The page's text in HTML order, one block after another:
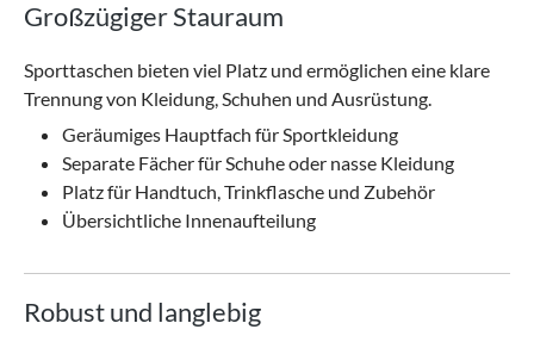
Großzügiger Stauraum
Sporttaschen bieten viel Platz und ermöglichen eine klare
Trennung von Kleidung, Schuhen und Ausrüstung.
Geräumiges Hauptfach für Sportkleidung
Separate Fächer für Schuhe oder nasse Kleidung
Platz für Handtuch, Trinkflasche und Zubehör
Übersichtliche Innenaufteilung
Robust und langlebig